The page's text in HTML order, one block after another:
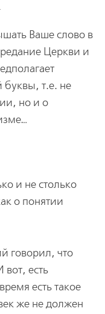
Ваше слово в
Церкви и
буквы, т.е. не
но и о
и не столько
о понятии
говорил, что
есть
есть такое
же не должен